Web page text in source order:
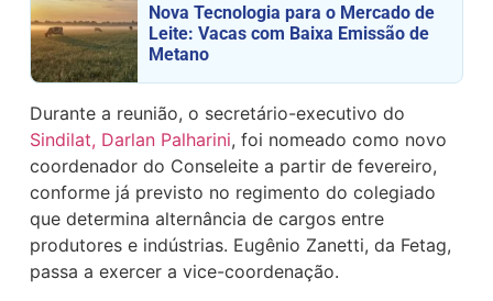
Nova Tecnologia para o Mercado de
Leite: Vacas com Baixa Emissão de
Metano
Durante a reunião, o secretário-executivo do
Sindilat, Darlan Palharini, foi nomeado como novo
coordenador do Conseleite a partir de fevereiro,
conforme já previsto no regimento do colegiado
que determina alternância de cargos entre
produtores e indústrias. Eugênio Zanetti, da Fetag,
passa a exercer a vice-coordenação.